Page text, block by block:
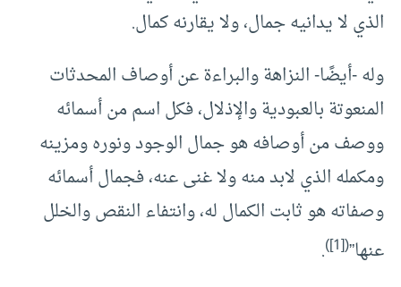
الذي لا يدانيه جمال، ولا يقارنه كمال.
وله -أيضًا- النزاهة والبراءة عن أوصاف المحدثات
المنعوتة بالعبودية والإذلال، فكل اسم من أسمائه
ووصف من أوصافه هو جمال الوجود ونوره ومزينه
ومكمله الذي لابد منه ولا غنى عنه، فجمال أسمائه
وصفاته هو ثابت الكمال له، وانتفاء النقص والخلل
عنها”([1])
.